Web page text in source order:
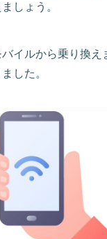
しょう。
イルから乗り換え
した。